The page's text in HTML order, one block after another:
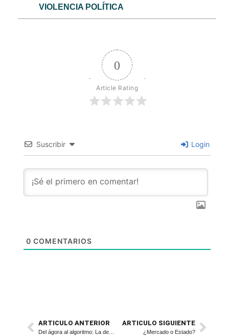
VIOLENCIA POLÍTICA
0
Article Rating
Suscribir Login
0 COMENTARIOS
ARTICULO ANTERIOR ARTICULO SIGUIENTE
¿Mercado o Estado?